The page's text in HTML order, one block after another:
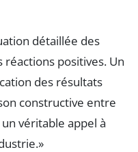
détaillée des
réactions positives. Un
des résultats
constructive entre
un véritable appel à